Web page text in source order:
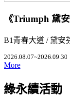
《Triumph 黛
B1青春大道 / 黛安
2026.08.07~2026.09.30
More
綠永續活動